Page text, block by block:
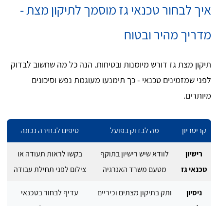
איך לבחור טכנאי גז מוסמך לתיקון מצת -
מדריך מהיר ובטוח
תיקון מצת גז דורש מיומנות ובטיחות. הנה כל מה שחשוב לבדוק
לפני שמזמינים טכנאי - כך תימנעו מעוגמת נפש וסיכונים
מיותרים.
קריטריון מה לבדוק בפועל טיפים לבחירה נכונה
רישיון
טכנאי גז
לוודא שיש רישיון בתוקף
מטעם משרד האנרגיה
בקשו לראות תעודה או
צילום לפני תחילת עבודה
ניסיון
ותק בתיקון מצתים וכיריים
עדיף לבחור בטכנאי